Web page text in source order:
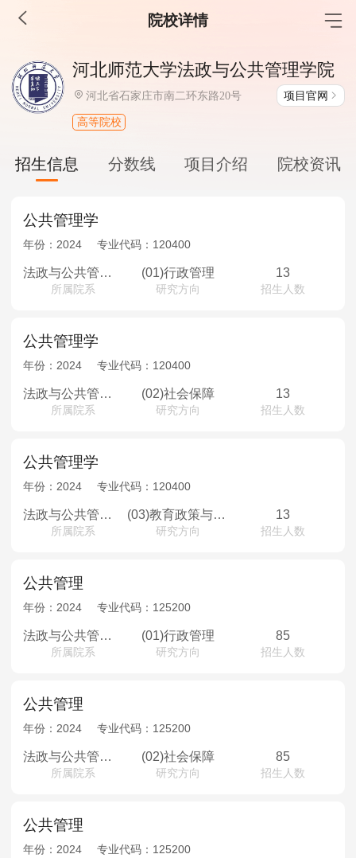
院校详情
MBA工商管理
院校库 考试报名 招生政策 学制学费
报名流程
考试真题
报考经验
MEM工程管理
考试真题
报考经验
院校库 考试报名 招生政策
报名流程
MPAcc会计专硕
院校库 考试报名 招生政策 学制学费
报名流程
考试真题
报考经验 招生简章
MTA旅游管理
院校库 考试报名 招生政策
考试真题
报考经验 招生简章
河北师范大学法政与公共管理学院
河北省石家庄市南二环东路20号 项目官网
高等院校
招生信息 分数线 项目介绍 院校资讯
公共管理学
年份： 2024 专业代码： 120400
法政与公共管理学院
所属院系
(01)行政管理
研究方向
13
招生人数
公共管理学
年份： 2024 专业代码： 120400
法政与公共管理学院
所属院系
(02)社会保障
研究方向
13
招生人数
公共管理学
年份： 2024 专业代码： 120400
法政与公共管理学院
所属院系
(03)教育政策与管理
研究方向
13
招生人数
公共管理
年份： 2024 专业代码： 125200
法政与公共管理学院
所属院系
(01)行政管理
研究方向
85
招生人数
公共管理
年份： 2024 专业代码： 125200
法政与公共管理学院
所属院系
(02)社会保障
研究方向
85
招生人数
公共管理
年份： 2024 专业代码： 125200